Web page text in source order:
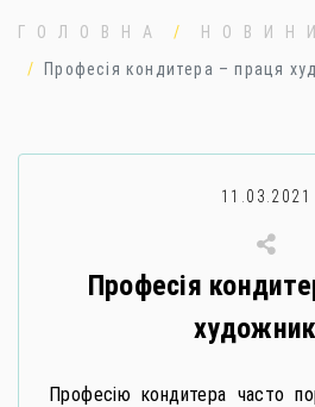
ГОЛОВНА
Професія кондитера – праця
11.03.2021
Професія
Професію кондитера часто